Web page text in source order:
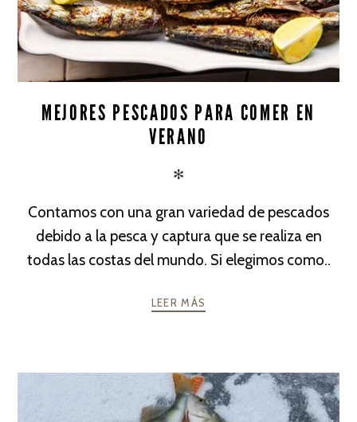
MEJORES PESCADOS PARA COMER EN
VERANO
✻
Contamos con una gran variedad de pescados
debido a la pesca y captura que se realiza en
todas las costas del mundo. Si elegimos como..
LEER MÁS